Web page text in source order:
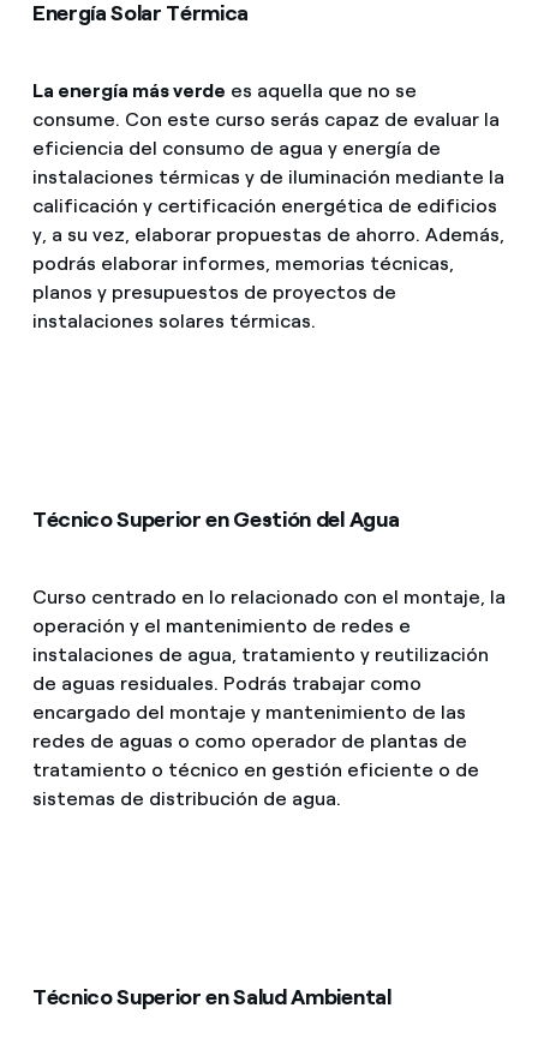
Energía Solar Térmica
La energía más verde es aquella que no se
consume. Con este curso serás capaz de evaluar la
eficiencia del consumo de agua y energía de
instalaciones térmicas y de iluminación mediante la
calificación y certificación energética de edificios
y, a su vez, elaborar propuestas de ahorro. Además,
podrás elaborar informes, memorias técnicas,
planos y presupuestos de proyectos de
instalaciones solares térmicas.
Técnico Superior en Gestión del Agua
Curso centrado en lo relacionado con el montaje, la
operación y el mantenimiento de redes e
instalaciones de agua, tratamiento y reutilización
de aguas residuales. Podrás trabajar como
encargado del montaje y mantenimiento de las
redes de aguas o como operador de plantas de
tratamiento o técnico en gestión eficiente o de
sistemas de distribución de agua.
Técnico Superior en Salud Ambiental